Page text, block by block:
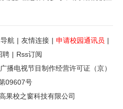
航 | 友情连接 | 申请校园通讯员 |
聘 | Rss订阅
广播电视节目制作经营许可证（京）
09607号
果校之窗科技有限公司